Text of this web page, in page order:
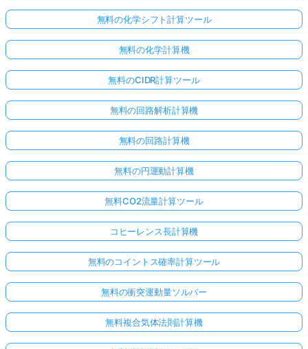
無料の化学シフト計算ツール
無料の化学計算機
無料のCIDR計算ツール
無料の回路解析計算機
無料の回路計算機
無料の円運動計算機
無料CO2流量計算ツール
コヒーレンス長計算機
無料のコイントス確率計算ツール
無料の衝突運動量ソルバー
無料複合気体法則計算機